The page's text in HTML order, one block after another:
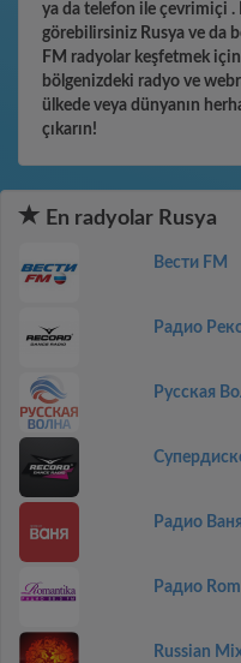
ya da telefon ile çevrimiçi .
görebilirsiniz Rusya ve da
FM radyolar keşfetmek
bölgenizdeki radyo ve
ülkede veya dünyanın
çıkarın!
En radyolar Rusya
Вести FM
Радио
Русская
Радио Ваня
Радио
Russian